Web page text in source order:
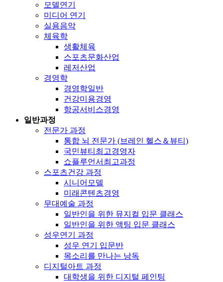
모델연기
미디어 연기
실용음악
체육학
생활체육
스포츠문화산업
레저산업
경영학
경영학일반
건강미용경영
항공서비스경영
일반과정
전문가 과정
통합 뇌 전문가 (브레인 헬스＆뷰티)
국민뷰티최고경영자
쇼플루언서최고과정
스포츠건강 과정
시니어모델
미래콘텐츠경영
무대예술 과정
일반인을 위한 뮤지컬 입문 클래스
일반인을 위한 액팅 입문 클래스
성우연기 과정
성우 연기 입문반
목소리를 만나는 낭독
디지털아트 과정
대학생을 위한 디지털 페인팅